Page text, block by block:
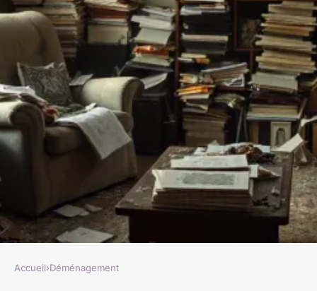
DÉMÉNAGEMENT
Accueil›Déménagement